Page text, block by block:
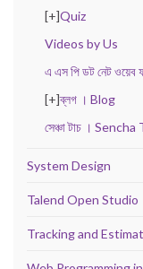
[+]Quiz
Videos by Us
এ এস পি ডট নেট
[+]ব্লগ । Blog
সেঞ্চা টাচ ।
System Design
Talend Open Studio
Tracking and